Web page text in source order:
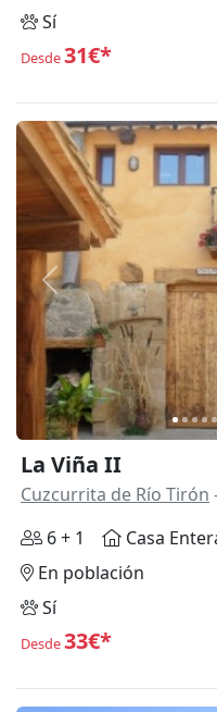
Sí
Desde31€*
Anterior
La Viña II
Cuzcurrita de Río Tirón
6 + 1
Casa
En población
Sí
Desde33€*